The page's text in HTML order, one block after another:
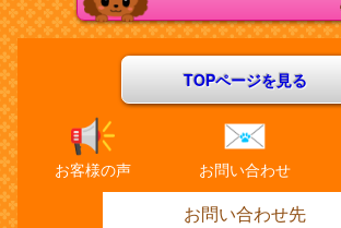
TOPページを見る
お客様の声 お問い合わせ
お問い合わせ先